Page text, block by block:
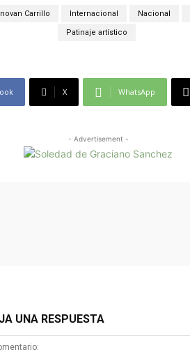
Carrillo Internacional Nacional
Patinaje artístico
X WhatsApp
- Advertisement -
UNA RESPUESTA